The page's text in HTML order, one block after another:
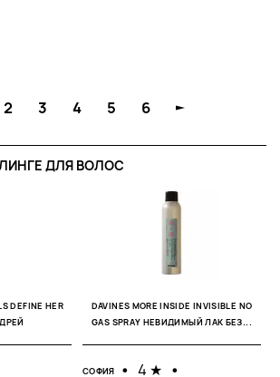
2 3 4 5 6
ДЛЯ ВОЛОС
DEFINE HER
DAVINES MORE INSIDE INVISIBLE NO
GAS SPRAY НЕВИДИМЫЙ ЛАК БЕЗ...
СОФИЯ • 4 ★ •